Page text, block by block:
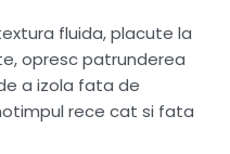
fluida, placute la
opresc patrunderea
a izola fata de
rece cat si fata